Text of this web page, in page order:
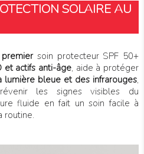
SOLAIRE AU
premiersoin protecteur SPF 50+
et actifs anti-âge, aide à protéger
lumière bleue et des infrarouges,
les signes visibles du
fluide en fait un soin facile à
routine.